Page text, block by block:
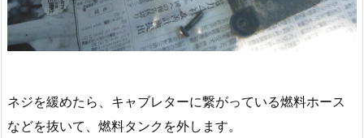
ネジを緩めたら、キャブレターに繋がっている燃料ホース
などを抜いて、燃料タンクを外します。